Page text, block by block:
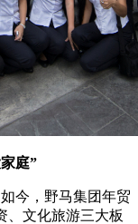
庭”
今，野马集团年贸
、文化旅游三大板